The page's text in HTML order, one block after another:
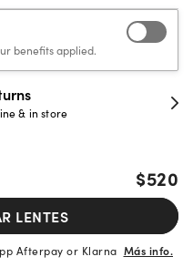
benefits applied.
& in store
$520
LENTES
Afterpay or Klarna Más info.